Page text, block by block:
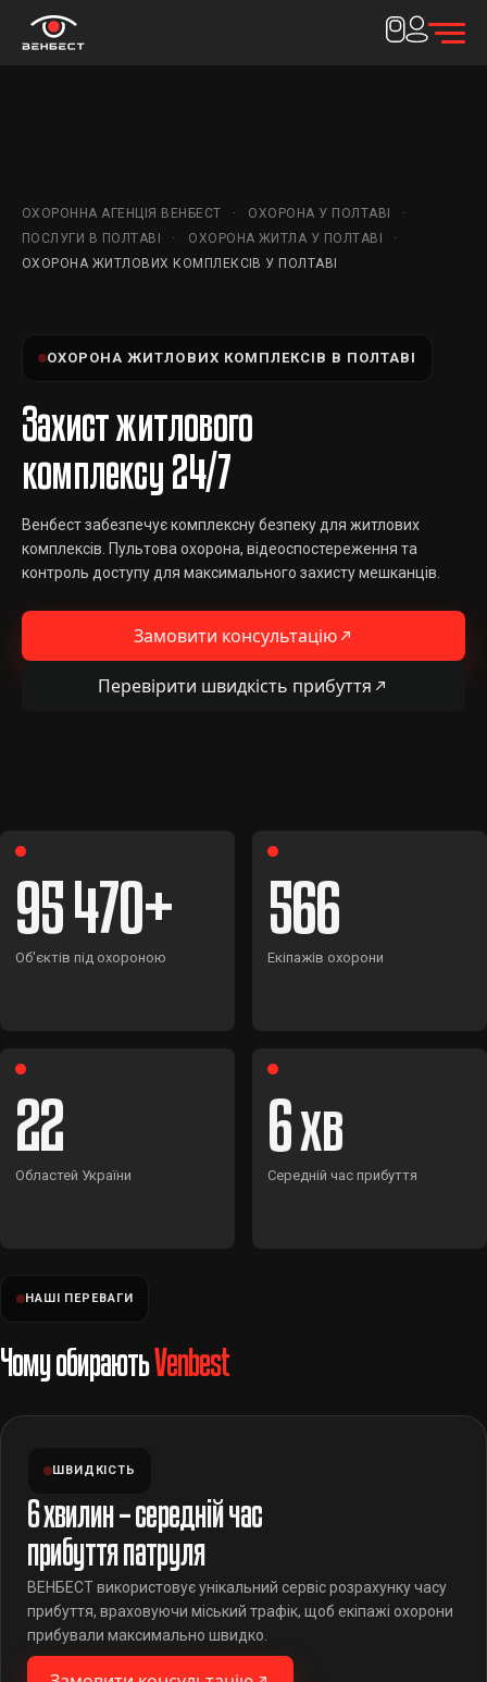
ОХОРОННА АГЕНЦІЯ ВЕНБЕСТ
ОХОРОНА У ПОЛТАВІ
ПОСЛУГИ В ПОЛТАВІ
ОХОРОНА ЖИТЛА У ПОЛТАВІ
ОХОРОНА ЖИТЛОВИХ КОМПЛЕКСІВ У ПОЛТАВІ
ОХОРОНА ЖИТЛОВИХ КОМПЛЕКСІВ В ПОЛТАВІ
Захист житлового
комплексу 24/7
Венбест забезпечує комплексну безпеку для житлових
комплексів. Пультова охорона, відеоспостереження та
контроль доступу для максимального захисту мешканців.
Замовити консультацію
Перевірити швидкість прибуття
95 470
Об'єктів під охороною
566
Екіпажів охорони
22
Областей України
6
Середній час прибуття
НАШІ ПЕРЕВАГИ
Чому обираютьVenbest
ШВИДКІСТЬ
6 хвилин – середній час
прибуття патруля
ВЕНБЕСТ використовує унікальний сервіс розрахунку часу
прибуття, враховуючи міський трафік, щоб екіпажі охорони
прибували максимально швидко.